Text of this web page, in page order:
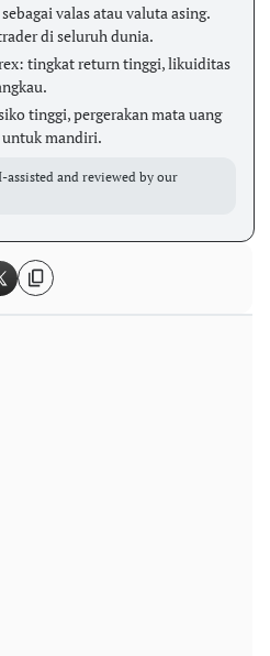
valas atau valuta asing.
di seluruh dunia.
tingkat return tinggi, likuiditas
tinggi, pergerakan mata uang
mandiri.
assisted and reviewed by our